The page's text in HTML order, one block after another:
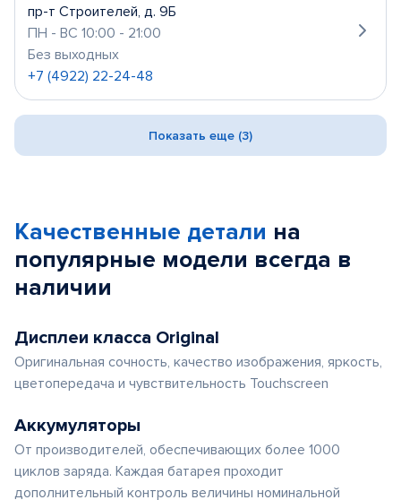
пр-т Строителей, д. 9Б
ПН - ВС 10:00 - 21:00
Без выходных
+7 (4922) 22-24-48
Показать еще (3)
Качественные детали на
популярные модели всегда в
наличии
Дисплеи класса Original
Оригинальная сочность, качество изображения, яркость,
цветопередача и чувствительность Touchscreen
Аккумуляторы
От производителей, обеспечивающих более 1000
циклов заряда. Каждая батарея проходит
дополнительный контроль величины номинальной